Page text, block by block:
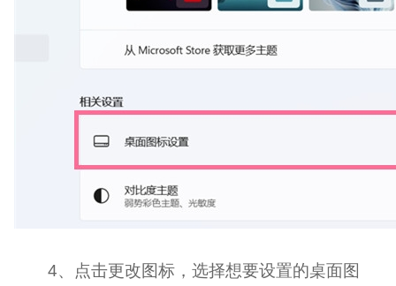
4、点击更改图标，选择想要设置的桌面图